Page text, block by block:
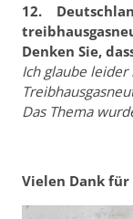
12.
Denken Sie,
Ich glaube leider
Das Thema
Vielen Dank für